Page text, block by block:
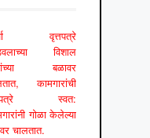
वृत्तपत्रे
विशाल
बळावर
कामगारांची
स्वत:
गोळा केलेल्या
चालतात.